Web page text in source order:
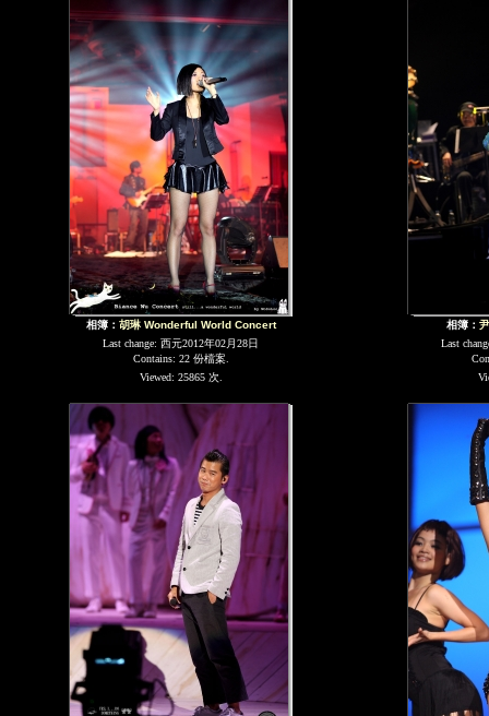
相簿： 胡琳 Wonderful World Concert
Last change: 西元2012年02月28日
Contains: 22 份檔案.
Viewed: 25865 次.
相簿：
Last